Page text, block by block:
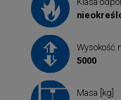
Wysokość
5000
Masa [kg]